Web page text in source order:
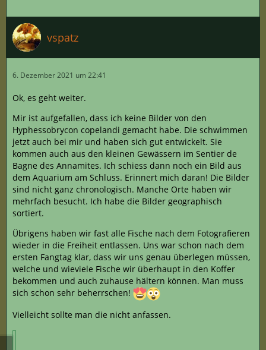
vspatz
6. Dezember 2021 um 22:41
Ok, es geht weiter.
Mir ist aufgefallen, dass ich keine Bilder von den
Hyphessobrycon copelandi gemacht habe. Die schwimmen
jetzt auch bei mir und haben sich gut entwickelt. Sie
kommen auch aus den kleinen Gewässern im Sentier de
Bagne des Annamites. Ich schiess dann noch ein Bild aus
dem Aquarium am Schluss. Erinnert mich daran! Die Bilder
sind nicht ganz chronologisch. Manche Orte haben wir
mehrfach besucht. Ich habe die Bilder geographisch
sortiert.
Übrigens haben wir fast alle Fische nach dem Fotografieren
wieder in die Freiheit entlassen. Uns war schon nach dem
ersten Fangtag klar, dass wir uns genau überlegen müssen,
welche und wieviele Fische wir überhaupt in den Koffer
bekommen und auch zuhause hältern können. Man muss
sich schon sehr beherrschen!
Vielleicht sollte man die nicht anfassen.